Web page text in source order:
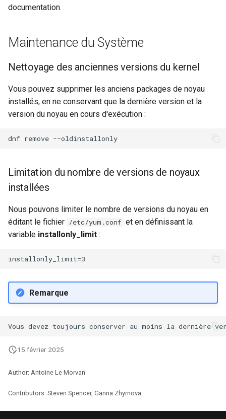
documentation.
Maintenance du Système
Nettoyage des anciennes versions du kernel
Vous pouvez supprimer les anciens packages de noyau
installés, en ne conservant que la dernière version et la
version du noyau en cours d'exécution :
dnf remove
Limitation du nombre de versions de noyaux
installées
Nous pouvons limiter le nombre de versions du noyau en
éditant le fichier /etc/yum.conf et en définissant la
variable installonly_limit :
Remarque
15 février 2025
Author: Antoine Le Morvan
Contributors: Steven Spencer, Ganna Zhyrnova